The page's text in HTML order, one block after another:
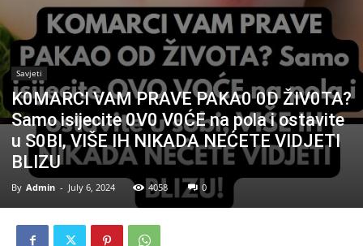
Savjeti
K0MARCI VAM PRAVE PAKA0 0D ŽIV0TA?
Samo isijecite 0V0 V0ĆE na pola i ostavite
u S0BI, VIŠE IH NIKADA NEĆETE VIDJETI
BLIZU
By Admin - July 6, 2024 4058 0